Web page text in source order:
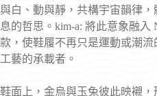
與白、動與靜，共構宇宙韻律
息的哲思。kim-a: 將此意象融入
款，使鞋履不再只是運動或潮
工藝的承載者。
鞋面上，金烏與玉兔彼此映襯